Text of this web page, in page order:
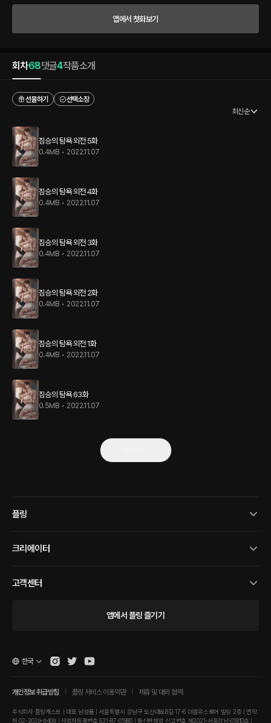
앱에서 첫화보기
회차68댓글4작품소개
선물하기
선택소장
최신순
짐승의 탐욕 외전 5화
0.4MB • 2022.11.07
짐승의 탐욕 외전 4화
0.4MB • 2022.11.07
짐승의 탐욕 외전 3화
0.4MB • 2022.11.07
짐승의 탐욕 외전 2화
0.4MB • 2022.11.07
짐승의 탐욕 외전 1화
0.4MB • 2022.11.07
짐승의 탐욕 63화
0.5MB • 2022.11.07
플링
크리에이터
고객센터
앱에서 플링 즐기기
개인정보 취급방침 플링 서비스 이용약관 제휴 및 대외 협력
주식회사 플링캐스트 | 대표 남성률 | 서울특별시 강남구 도산대로8길 17-6 더블유스퀘어 빌딩 2층 | 연락
처 02-2039-9409 | 사업자등록번호 631-87-01880 | 통신판매업 신고번호 제2021-서울강남-01810호 |
한국